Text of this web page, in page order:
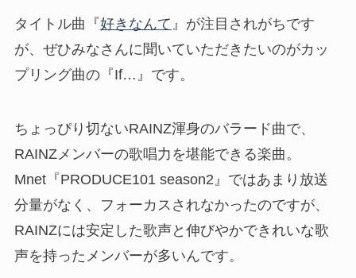
タイトル曲『好きなんて 』が注目されがちです
が、ぜひみなさんに聞いていただきたいのがカッ
プリング曲の『If…』です。
ちょっぴり切ないRAINZ渾身のバラード曲で、
RAINZメンバーの歌唱力を堪能できる楽曲。
Mnet『PRODUCE101 season2』ではあまり放送
分量がなく、フォーカスされなかったのですが、
RAINZには安定した歌声と伸びやかできれいな歌
声を持ったメンバーが多いんです。